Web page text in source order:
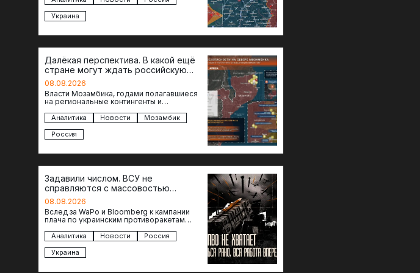
участках, создавая угрозу охвата…
Украина
Далёкая перспектива. В какой ещё
стране могут ждать российскую
военную помощь?
08.08.2026
Власти Мозамбика, годами полагавшиеся
на региональные контингенты и
обращаются к российской стороне за
консультациями в…
Аналитика Новости
Мозамбик
Россия
Задавили числом. ВСУ не
справляются с массовостью
ударов?
08.08.2026
Вслед за WaPo и Bloomberg к кампании
плача по украинским противоракетам
Там, ссылаясь на сотрудников…
Аналитика Новости
Россия
Украина